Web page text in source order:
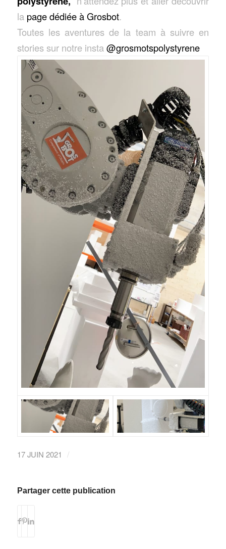
la page dédiée à Grosbot.
Toutes les aventures de la team à suivre en
stories sur notre insta@grosmotspolystyrene
17 JUIN 2021 /
Partager cette publication